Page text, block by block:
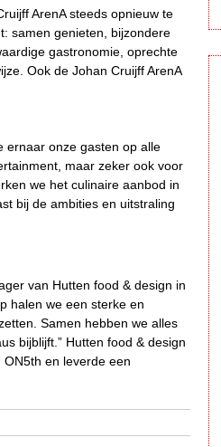
ArenA steeds opnieuw te
samen genieten, bijzondere
gastronomie, oprechte
Ook de Johan Cruijff ArenA
ernaar onze gasten op alle
maar zeker ook voor
we het culinaire aanbod in
bij de ambities en uitstraling
van Hutten food & design in
halen we een sterke en
Samen hebben we alles
bijblijft.” Hutten food & design
en leverde een